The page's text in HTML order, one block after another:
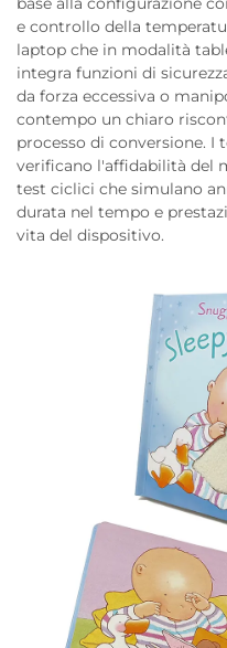
e controllo della
laptop che in modalità
integra funzioni di
da forza eccessiva o
contempo un chiaro
processo di conversione. I
verificano l'affidabilità del
test ciclici che simulano
durata nel tempo e
vita del dispositivo.